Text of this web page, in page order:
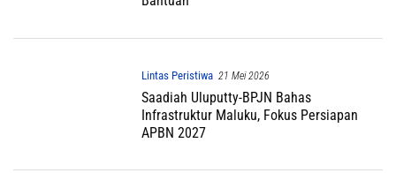
Lintas Peristiwa 21 Mei 2026
Saadiah Uluputty-BPJN Bahas
Infrastruktur Maluku, Fokus Persiapan
APBN 2027